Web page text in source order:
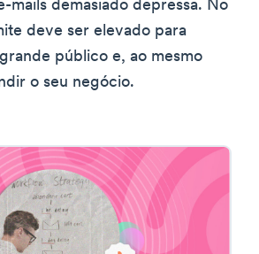
mails demasiado depressa. No
deve ser elevado para
público e, ao mesmo
o seu negócio.